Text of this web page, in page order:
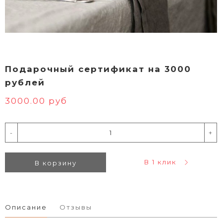
Подарочный сертификат на 3000
рублей
3000.00 руб
- +
В корзину В 1 клик
Описание Отзывы